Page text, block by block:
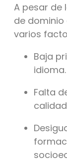
A pesar de
de dominio
varios
Baja
idioma.
Falta